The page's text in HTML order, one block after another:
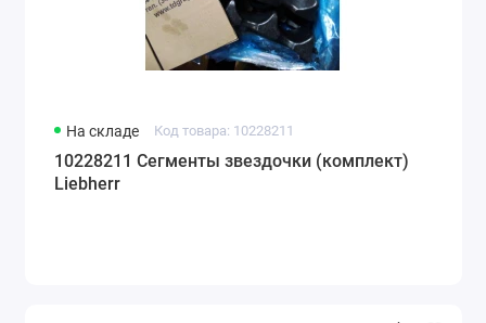
На складе Код товара: 10228211
10228211 Сегменты звездочки (комплект)
Liebherr